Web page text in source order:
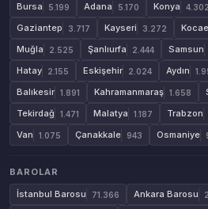
Bursa 5.199 Adana 5.170 Konya 4.302
Gaziantep 3.717 Kayseri 3.272
Muğla 2.525 Şanlıurfa 2.444 Samsun
Hatay 2.155 Eskişehir 2.024 Aydın
Balıkesir 1.891 Kahramanmaraş 1.658
Tekirdağ 1.471 Malatya 1.187 Trabzon
Van 1.075 Çanakkale 943 Osmaniye
BAROLAR
İstanbul Barosu
71.366 Ankara Barosu